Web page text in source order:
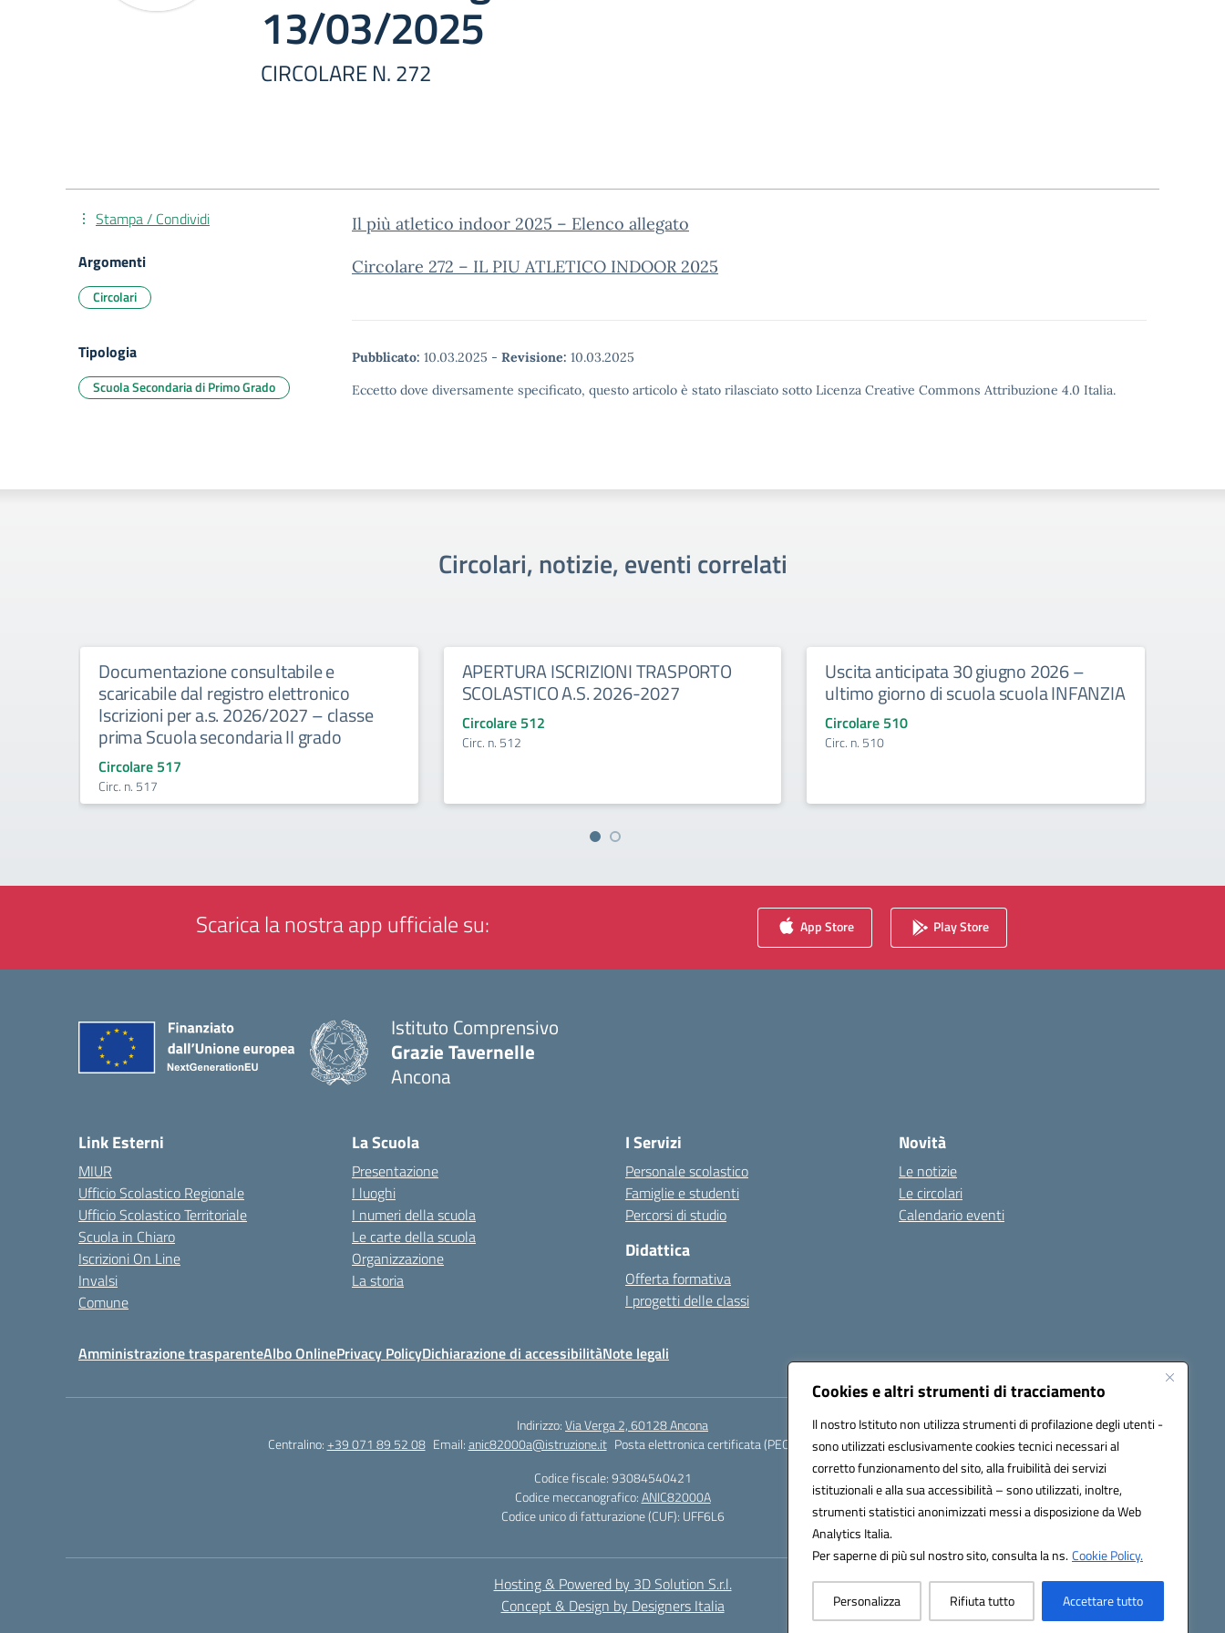
Cookies e altri strumenti di tracciamento
Il nostro Istituto non utilizza strumenti di profilazione degli utenti -
sono utilizzati esclusivamente cookies tecnici necessari al
corretto funzionamento del sito, alla fruibilità dei servizi
istituzionali e alla sua accessibilità – sono utilizzati, inoltre,
strumenti statistici anonimizzati messi a disposizione da Web
Analytics Italia.
Per saperne di più sul nostro sito, consulta la ns.Cookie Policy.
Personalizza Rifiuta tutto Accettare tutto
13/03/2025
CIRCOLARE N. 272
Il più atletico indoor 2025 – Elenco allegato
Circolare 272 – IL PIU ATLETICO INDOOR 2025
Pubblicato: 10.03.2025 - Revisione: 10.03.2025
Eccetto dove diversamente specificato, questo articolo è stato rilasciato sotto Licenza Creative Commons Attribuzione 4.0 Italia.
Stampa / Condividi
Argomenti
Circolari
Tipologia
Scuola Secondaria di Primo Grado
Circolari, notizie, eventi correlati
Documentazione consultabile e
scaricabile dal registro elettronico
Iscrizioni per a.s. 2026/2027 – classe
prima Scuola secondaria II grado
Circolare 517
Circ. n. 517
APERTURA ISCRIZIONI TRASPORTO
SCOLASTICO A.S. 2026-2027
Circolare 512
Circ. n. 512
Uscita anticipata 30 giugno 2026 –
ultimo giorno di scuola scuola INFANZIA
Circolare 510
Circ. n. 510
Scarica la nostra app ufficiale su: App Store Play Store
Istituto Comprensivo
Grazie Tavernelle
Ancona
Link Esterni
MIUR
Ufficio Scolastico Regionale
Ufficio Scolastico Territoriale
Scuola in Chiaro
Iscrizioni On Line
Invalsi
Comune
La Scuola
Presentazione
I luoghi
I numeri della scuola
Le carte della scuola
Organizzazione
La storia
I Servizi
Personale scolastico
Famiglie e studenti
Percorsi di studio
Didattica
Offerta formativa
I progetti delle classi
Novità
Le notizie
Le circolari
Calendario eventi
Amministrazione trasparenteAlbo OnlinePrivacy PolicyDichiarazione di accessibilitàNote legali
Indirizzo:Via Verga 2, 60128 Ancona
Centralino:+39 071 89 52 08 Email:anic82000a@istruzione.it Posta elettronica certificata (PEC):
anic82000a@pec.istruzione.it
Codice fiscale: 93084540421
Codice meccanografico:ANIC82000A
Codice unico di fatturazione (CUF): UFF6L6
Hosting & Powered by 3D Solution S.r.l.
Concept & Design by Designers Italia